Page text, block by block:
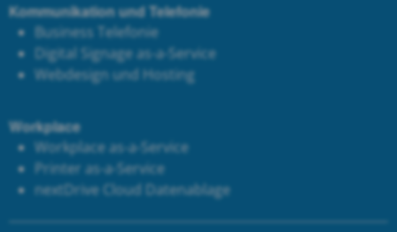
Kommunikation und Telefonie
Business Telefonie
Digital Signage as-a-Service
Webdesign und Hosting
Workplace
Workplace as-a-Service
Printer as-a-Service
nextDrive Cloud Datenablage